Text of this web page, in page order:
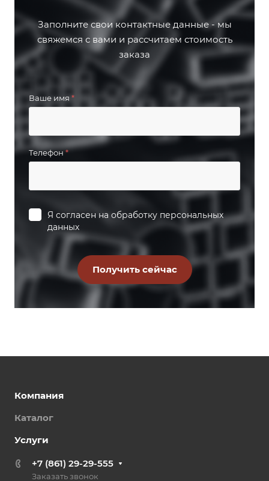
Заполните свои контактные данные - мы
свяжемся с вами и рассчитаем стоимость
заказа
Ваше имя *
Телефон*
Я согласен на обработку персональных
данных
Компания
Каталог
Услуги
+7 (861) 29-29-555
Заказать звонок